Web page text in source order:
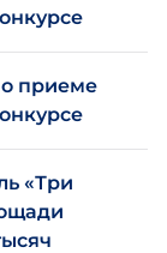
приеме
«Три